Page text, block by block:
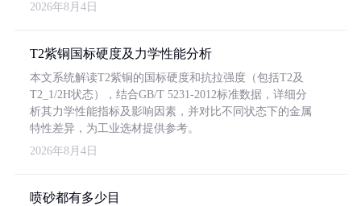
2026年8月4日
T2紫铜国标硬度及力学性能分析
本文系统解读T2紫铜的国标硬度和抗拉强度（包括T2及
T2_1/2H状态），结合GB/T 5231-2012标准数据，详细分
析其力学性能指标及影响因素，并对比不同状态下的金属
特性差异，为工业选材提供参考。
2026年8月4日
喷砂都有多少目